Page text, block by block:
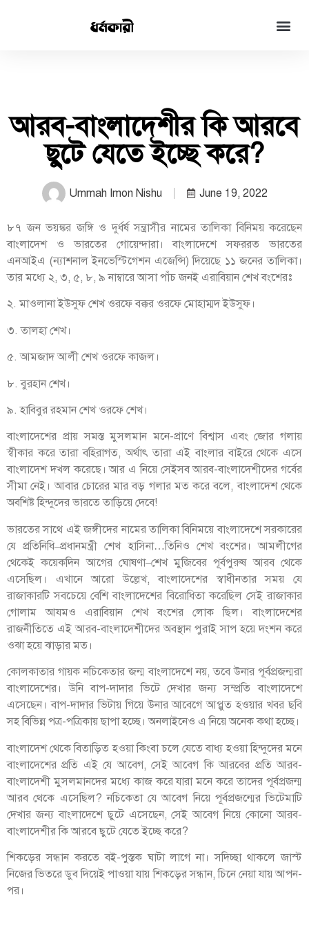
আরব-বাংলাদেশীর কি আরবে
ছুটে যেতে ইচ্ছে করে?
Ummah Imon Nishu June 19, 2022
৮৭ জন ভয়ঙ্কর জঙ্গি ও দুর্ধর্ষ সন্ত্রাসীর নামের তালিকা বিনিময় করেছেন
বাংলাদেশ ও ভারতের গোয়েন্দারা। বাংলাদেশে সফররত ভারতের
এনআইএ (ন্যাশনাল ইনভেস্টিগেশন এজেন্সি) দিয়েছে ১১ জনের তালিকা।
তার মধ্যে ২, ৩, ৫, ৮, ৯ নাম্বারে আসা পাঁচ জনই এরাবিয়ান শেখ বংশেরঃ
২. মাওলানা ইউসুফ শেখ ওরফে বক্কর ওরফে মোহাম্মদ ইউসুফ।
৩. তালহা শেখ।
৫. আমজাদ আলী শেখ ওরফে কাজল।
৮. বুরহান শেখ।
৯. হাবিবুর রহমান শেখ ওরফে শেখ।
বাংলাদেশের প্রায় সমস্ত মুসলমান মনে-প্রাণে বিশ্বাস এবং জোর গলায়
স্বীকার করে তারা বহিরাগত, অর্থাৎ তারা এই বাংলার বাইরে থেকে এসে
বাংলাদেশ দখল করেছে। আর এ নিয়ে সেইসব আরব-বাংলাদেশীদের গর্বের
সীমা নেই। আবার চোরের মার বড় গলার মত করে বলে, বাংলাদেশ থেকে
অবশিষ্ট হিন্দুদের ভারতে তাড়িয়ে দেবে!
ভারতের সাথে এই জঙ্গীদের নামের তালিকা বিনিময়ে বাংলাদেশে সরকারের
যে প্রতিনিধি–প্রধানমন্ত্রী শেখ হাসিনা…তিনিও শেখ বংশের। আমলীগের
থেকেই কয়েকদিন আগের ঘোষণা–শেখ মুজিবের পূর্বপুরুষ আরব থেকে
এসেছিল। এখানে আরো উল্লেখ, বাংলাদেশের স্বাধীনতার সময় যে
রাজাকারটি সবচেয়ে বেশি বাংলাদেশের বিরোধিতা করেছিল সেই রাজাকার
গোলাম আযমও এরাবিয়ান শেখ বংশের লোক ছিল। বাংলাদেশের
রাজনীতিতে এই আরব-বাংলাদেশীদের অবস্থান পুরাই সাপ হয়ে দংশন করে
ওঝা হয়ে ঝাড়ার মত।
কোলকাতার গায়ক নচিকেতার জন্ম বাংলাদেশে নয়, তবে উনার পূর্বপ্রজন্মরা
বাংলাদেশের। উনি বাপ-দাদার ভিটে দেখার জন্য সম্প্রতি বাংলাদেশে
এসেছেন। বাপ-দাদার ভিটায় গিয়ে উনার আবেগে আপ্লুত হওয়ার খবর ছবি
সহ বিভিন্ন পত্র-পত্রিকায় ছাপা হচ্ছে। অনলাইনেও এ নিয়ে অনেক কথা হচ্ছে।
বাংলাদেশ থেকে বিতাড়িত হওয়া কিংবা চলে যেতে বাধ্য হওয়া হিন্দুদের মনে
বাংলাদেশের প্রতি এই যে আবেগ, সেই আবেগ কি আরবের প্রতি আরব-
বাংলাদেশী মুসলমানদের মধ্যে কাজ করে যারা মনে করে তাদের পূর্বপ্রজন্ম
আরব থেকে এসেছিল? নচিকেতা যে আবেগ নিয়ে পূর্বপ্রজন্মের ভিটেমাটি
দেখার জন্য বাংলাদেশে ছুটে এসেছেন, সেই আবেগ নিয়ে কোনো আরব-
বাংলাদেশীর কি আরবে ছুটে যেতে ইচ্ছে করে?
শিকড়ের সন্ধান করতে বই-পুস্তক ঘাটা লাগে না। সদিচ্ছা থাকলে জাস্ট
নিজের ভিতরে ডুব দিয়েই পাওয়া যায় শিকড়ের সন্ধান, চিনে নেয়া যায় আপন-
পর।